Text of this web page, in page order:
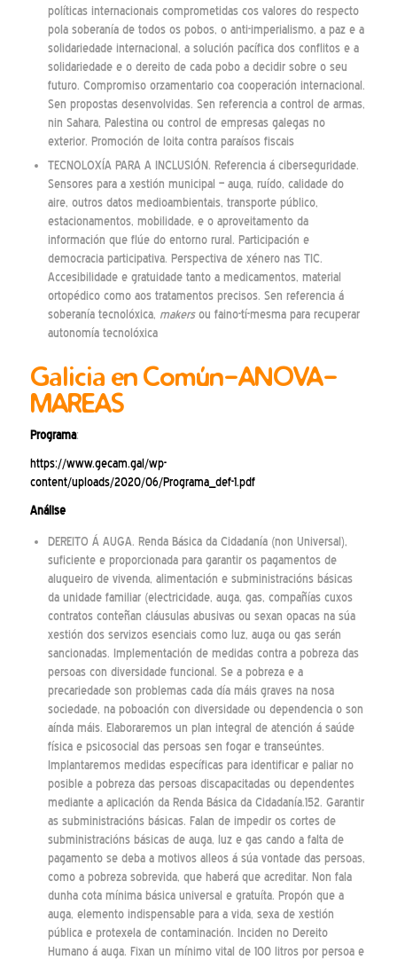
políticas internacionais comprometidas cos valores do respecto
pola soberanía de todos os pobos, o anti-imperialismo, a paz e a
solidariedade internacional, a solución pacífica dos conflitos e a
solidariedade e o dereito de cada pobo a decidir sobre o seu
futuro. Compromiso orzamentario coa cooperación internacional.
Sen propostas desenvolvidas. Sen referencia a control de armas,
nin Sahara, Palestina ou control de empresas galegas no
exterior. Promoción de loita contra paraísos fiscais
TECNOLOXÍA PARA A INCLUSIÓN. Referencia á ciberseguridade.
Sensores para a xestión municipal – auga, ruído, calidade do
aire, outros datos medioambientais, transporte público,
estacionamentos, mobilidade, e o aproveitamento da
información que flúe do entorno rural. Participación e
democracia participativa. Perspectiva de xénero nas TIC.
Accesibilidade e gratuidade tanto a medicamentos, material
ortopédico como aos tratamentos precisos. Sen referencia á
soberanía tecnolóxica, makersou faino-tí-mesma para recuperar
autonomía tecnolóxica
Galicia en Común-ANOVA-
MAREAS
Programa:
https://www.gecam.gal/wp-
content/uploads/2020/06/Programa_def-1.pdf
Análise
DEREITO Á AUGA. Renda Básica da Cidadanía (non Universal),
suficiente e proporcionada para garantir os pagamentos de
alugueiro de vivenda, alimentación e subministracións básicas
da unidade familiar (electricidade, auga, gas, compañías cuxos
contratos conteñan cláusulas abusivas ou sexan opacas na súa
xestión dos servizos esenciais como luz, auga ou gas serán
sancionadas. Implementación de medidas contra a pobreza das
persoas con diversidade funcional. Se a pobreza e a
precariedade son problemas cada día máis graves na nosa
sociedade, na poboación con diversidade ou dependencia o son
aínda máis. Elaboraremos un plan integral de atención á saúde
física e psicosocial das persoas sen fogar e transeúntes.
Implantaremos medidas específicas para identificar e paliar no
posible a pobreza das persoas discapacitadas ou dependentes
mediante a aplicación da Renda Básica da Cidadanía.152. Garantir
as subministracións básicas. Falan de impedir os cortes de
subministracións básicas de auga, luz e gas cando a falta de
pagamento se deba a motivos alleos á súa vontade das persoas,
como a pobreza sobrevida, que haberá que acreditar. Non fala
dunha cota mínima básica universal e gratuíta. Propón que a
auga, elemento indispensable para a vida, sexa de xestión
pública e protexela de contaminación. Inciden no Dereito
Humano á auga. Fixan un mínimo vital de 100 litros por persoa e